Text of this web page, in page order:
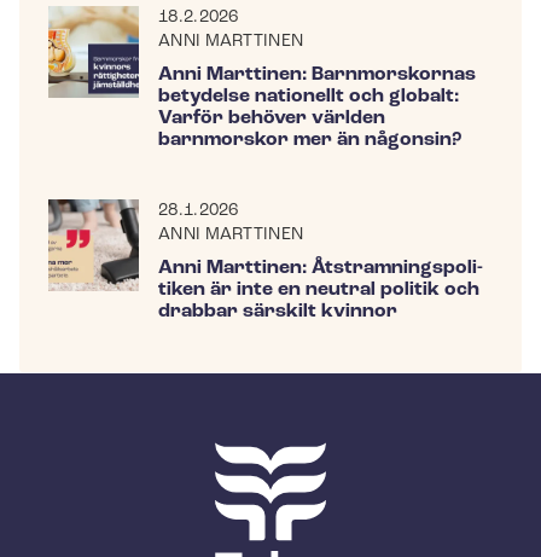
18.2.2026
ANNI MARTTINEN
Anni Marttinen: Barnmorskornas
betydelse nationellt och globalt:
Varför behöver världen
barnmorskor mer än någonsin?
28.1.2026
ANNI MARTTINEN
Anni Marttinen: Åtstram­nings­po­li­
ti­ken är inte en neutral politik och
drabbar särskilt kvinnor